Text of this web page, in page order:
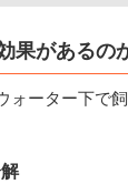
果があるの
ォーター下で